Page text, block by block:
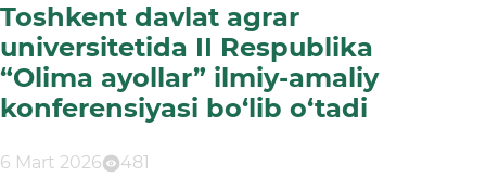
Toshkent davlat agrar
universitetida II Respublika
“Olima ayollar” ilmiy-amaliy
konferensiyasi bo‘lib o‘tadi
6 Mart 2026 481